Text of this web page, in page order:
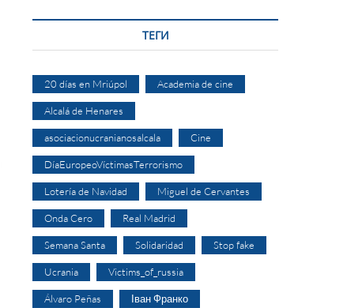
ТЕГИ
20 días en Mriúpol Academia de cine
Alcalá de Henares
asociacionucranianosalcala Cine
DíaEuropeoVíctimasTerrorismo
Lotería de Navidad Miguel de Cervantes
Onda Cero Real Madrid
Semana Santa Solidaridad Stop fake
Ucrania Victims_of_russia
Álvaro Peñas Іван Франко